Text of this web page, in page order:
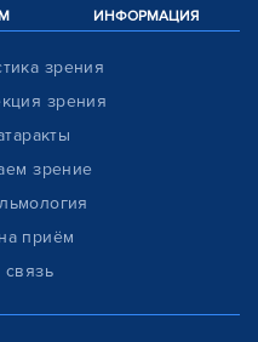
ИНФОРМАЦИЯ
зрения
зрения
зрение
приём